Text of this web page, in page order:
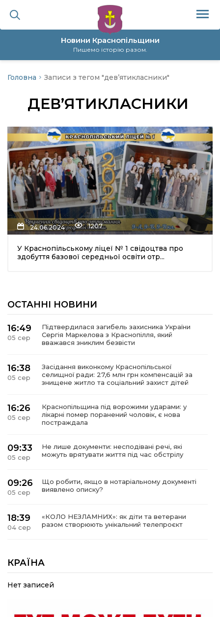
Новини Краснопільщини
Пишемо історію разом.
політика
Головна Записи з тегом "дев’ятикласники"
ДЕВ’ЯТИКЛАСНИКИ
24.06.2024 1207
У Краснопільському ліцеї № 1 свідоцтва про
здобуття базової середньої освіти отр...
ОСТАННІ НОВИНИ
16:49
05 сер
Підтвердилася загибель захисника України
Сергія Маркелова з Краснопілля, який
вважався зниклим безвісти
16:38
05 сер
Засідання виконкому Краснопільської
селищної ради: 27,6 млн грн компенсацій за
знищене житло та соціальний захист дітей
16:26
05 сер
Краснопільщина під ворожими ударами: у
лікарні помер поранений чоловік, є нова
постраждала
09:33
05 сер
Не лише документи: несподівані речі, які
можуть врятувати життя під час обстрілу
09:26
05 сер
Що робити, якщо в нотаріальному документі
виявлено описку?
18:39
04 сер
«КОЛО НЕЗЛАМНИХ»: як діти та ветерани
разом створюють унікальний телепроєкт
04 сер
прикордоння до втраченого дому
19:36
Пишіть листи самому собі, або як уникнути
КРАЇНА
Нет записей